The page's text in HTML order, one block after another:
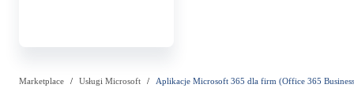
Marketplace Usługi Microsoft Aplikacje Microsoft 365 dla firm (Office 365